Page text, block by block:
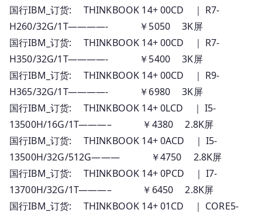
国行IBM_订货: THINKBOOK 14+ 00CD ｜ R7-
H260/32G/1T————- ￥5050 3K屏
国行IBM_订货: THINKBOOK 14+ 00CD ｜ R7-
H350/32G/1T————- ￥5400 3K屏
国行IBM_订货: THINKBOOK 14+ 00CD ｜ R9-
H365/32G/1T————- ￥6980 3K屏
国行IBM_订货: THINKBOOK 14+ 0LCD ｜ I5-
13500H/16G/1T———– ￥4380 2.8K屏
国行IBM_订货: THINKBOOK 14+ 0ACD ｜ I5-
13500H/32G/512G——— ￥4750 2.8K屏
国行IBM_订货: THINKBOOK 14+ 0PCD ｜ I7-
13700H/32G/1T———– ￥6450 2.8K屏
国行IBM_订货: THINKBOOK 14+ 01CD ｜ CORE5-